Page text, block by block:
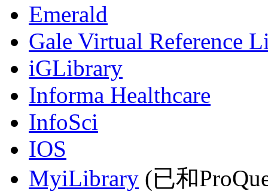
Emerald
Gale Virtual Reference
iGLibrary
Informa Healthcare
InfoSci
IOS
MyiLibrary (已和